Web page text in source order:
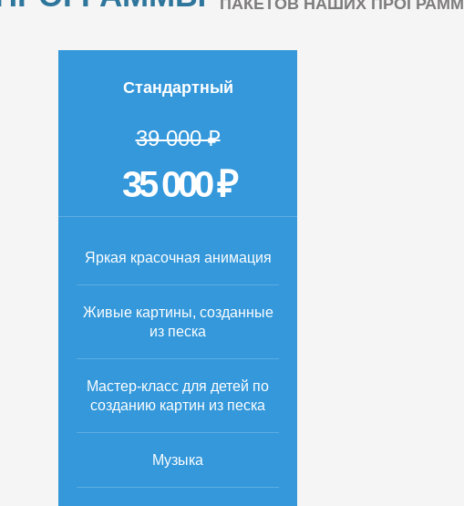
ПАКЕТОВ НАШИХ ПРОГРАММ
Стандартный
39 000 ₽
35 000 ₽
Яркая красочная анимация
Живые картины, созданные
из песка
Мастер-класс для детей по
созданию картин из песка
Музыка